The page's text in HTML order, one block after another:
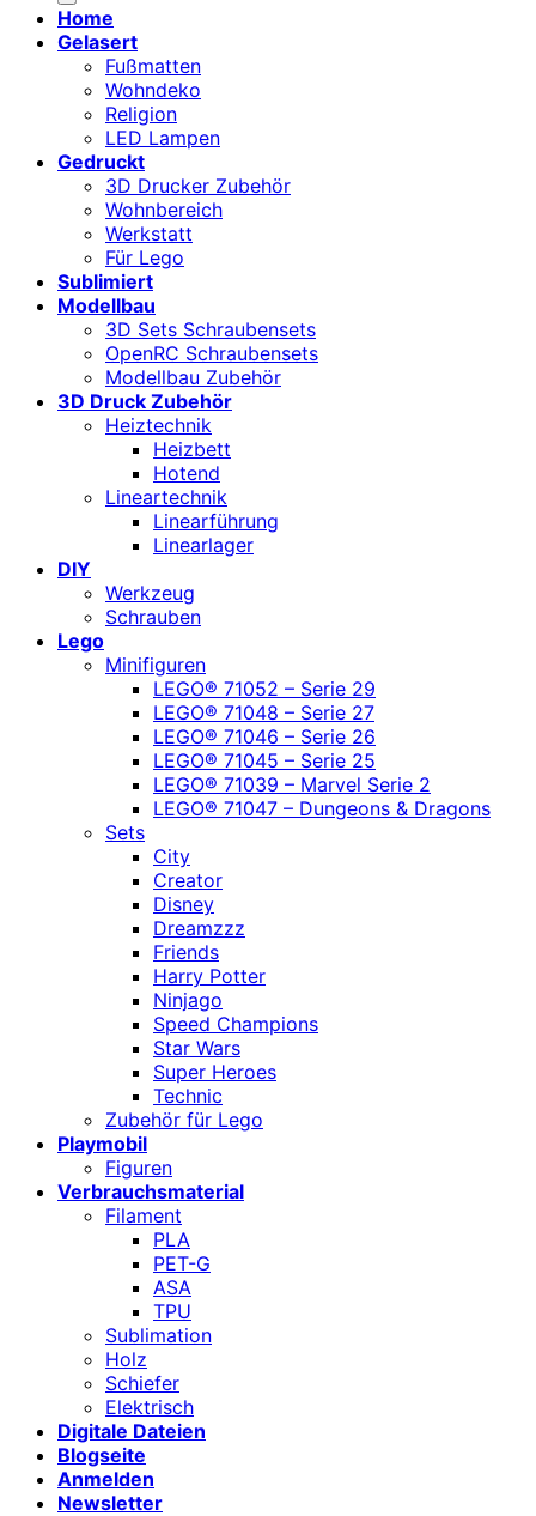
Home
Gelasert
Fußmatten
Wohndeko
Religion
LED Lampen
Gedruckt
3D Drucker Zubehör
Wohnbereich
Werkstatt
Für Lego
Sublimiert
Modellbau
3D Sets Schraubensets
OpenRC Schraubensets
Modellbau Zubehör
3D Druck Zubehör
Heiztechnik
Heizbett
Hotend
Lineartechnik
Linearführung
Linearlager
DIY
Werkzeug
Schrauben
Lego
Minifiguren
LEGO® 71052 – Serie 29
LEGO® 71048 – Serie 27
LEGO® 71046 – Serie 26
LEGO® 71045 – Serie 25
LEGO® 71039 – Marvel Serie 2
LEGO® 71047 – Dungeons & Dragons
Sets
City
Creator
Disney
Dreamzzz
Friends
Harry Potter
Ninjago
Speed Champions
Star Wars
Super Heroes
Technic
Zubehör für Lego
Playmobil
Figuren
Verbrauchsmaterial
Filament
PLA
PET-G
ASA
TPU
Sublimation
Holz
Schiefer
Elektrisch
Digitale Dateien
Blogseite
Anmelden
Newsletter